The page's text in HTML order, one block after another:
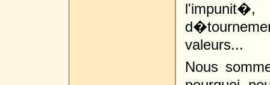
valeurs...
Nous